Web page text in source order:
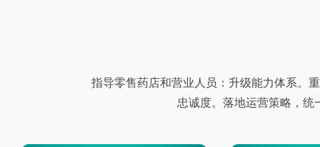
指导零售药店和营业人员：升级能力体系。
忠诚度。落地运营策略，